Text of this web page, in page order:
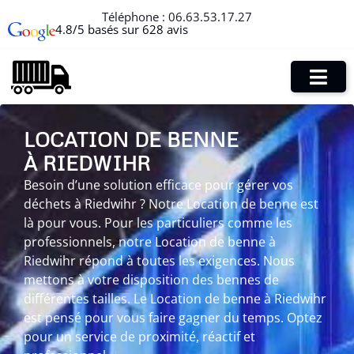
Téléphone : 06.63.53.17.27
4.8/5 basés sur 628 avis
LOCATION DE BENNE
À RIEDWIHR
Besoin d’une solution efficace pour gérer vos
déchets à Riedwihr ? Notre Location de benne est
là pour vous. Pour les particuliers comme les
professionnels, notre Location de benne à
Riedwihr répond à toutes les exigences. Nous
mettons à votre disposition des bennes de
différentes tailles. Le Location de benne à Riedwihr
est pensé pour vous faire gagner du temps. Optez
pour un service de proximité, réactif et